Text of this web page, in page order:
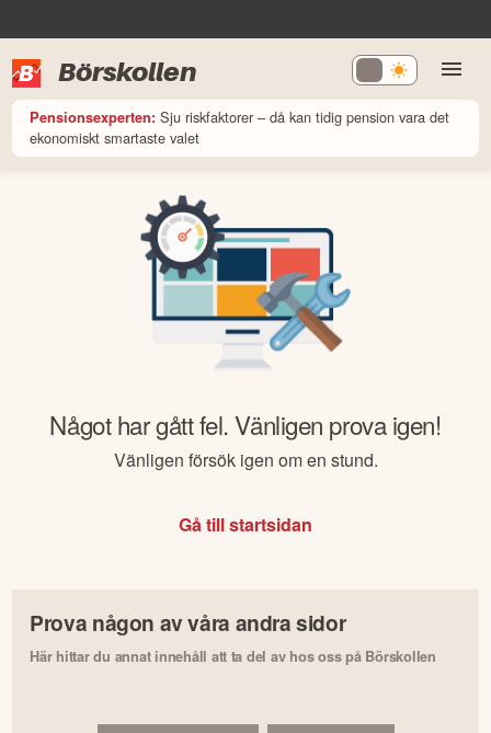
Börskollen
Pensionsexperten: Sju riskfaktorer – då kan tidig pension vara det
ekonomiskt smartaste valet
Något har gått fel. Vänligen prova igen!
Vänligen försök igen om en stund.
Gå till startsidan
Prova någon av våra andra sidor
Här hittar du annat innehåll att ta del av hos oss på Börskollen